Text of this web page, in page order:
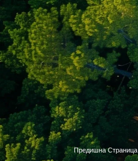
Предишна Страница